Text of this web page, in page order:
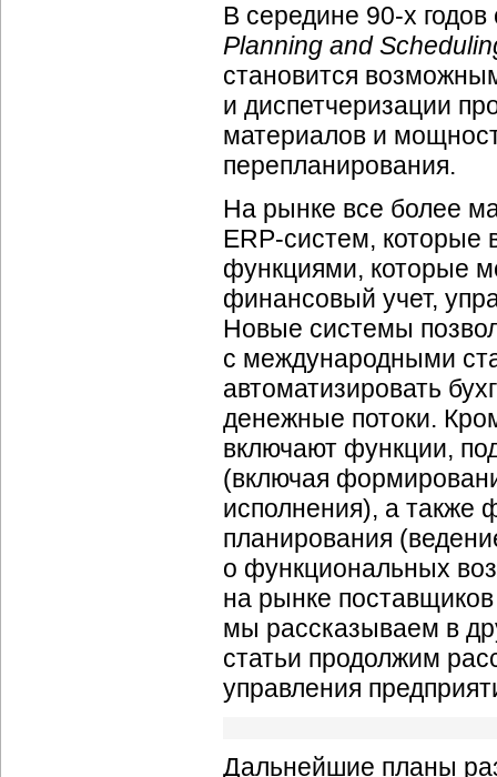
В середине 90-х
Planning and
становится
и диспетчеризации
материалов и
перепланирования.
На рынке все более
ERP-систем, которые
функциями, которые
финансовый учет,
Новые системы
с международными
автоматизировать
денежные потоки.
включают функции,
(включая
исполнения), а также
планирования
о функциональных
на рынке
мы рассказываем в
статьи продолжим
управления
Дальнейшие планы